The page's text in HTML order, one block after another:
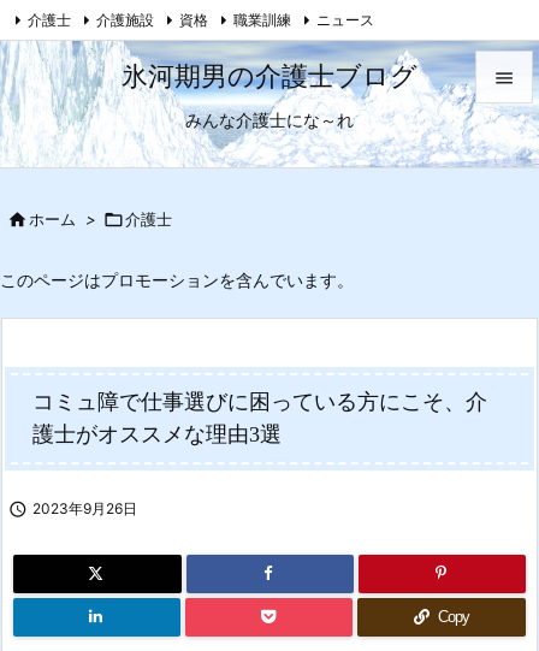
氷河期男の介護士ブログ
みんな介護士にな～れ


メニュ


介護士 介護施設 資格 職業訓練 ニュース
母がおかしくなった話 RSS Feedly
ホーム > 介護士
このページはプロモーションを含んでいます。
コミュ障で仕事選びに困っている方にこそ、介
護士がオススメな理由3選
 2023年9月26日
Copy